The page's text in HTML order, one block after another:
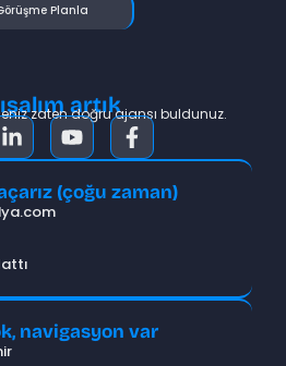
Planla
artık
zaten doğru ajansı buldunuz.
(çoğu zaman)
navigasyon var